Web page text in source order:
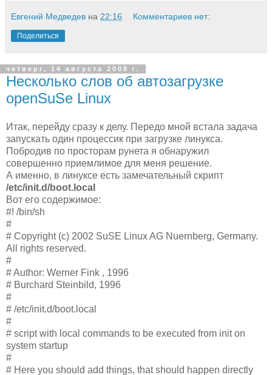
Евгений Медведев на 22:16 Комментариев нет:
Поделиться
четверг, 14 августа 2008 г.
Несколько слов об автозагрузке
openSuSe Linux
Итак, перейду сразу к делу. Передо мной встала задача
запускать один процессик при загрузке линукса.
Побродив по просторам рунета я обнаружил
совершенно приемлимое для меня решение.
А именно, в линуксе есть замечательный скрипт
/etc/init.d/boot.local
Вот его содержимое:
#! /bin/sh
#
# Copyright (c) 2002 SuSE Linux AG Nuernberg, Germany.
All rights reserved.
#
# Author: Werner Fink , 1996
# Burchard Steinbild, 1996
#
# /etc/init.d/boot.local
#
# script with local commands to be executed from init on
system startup
#
# Here you should add things, that should happen directly